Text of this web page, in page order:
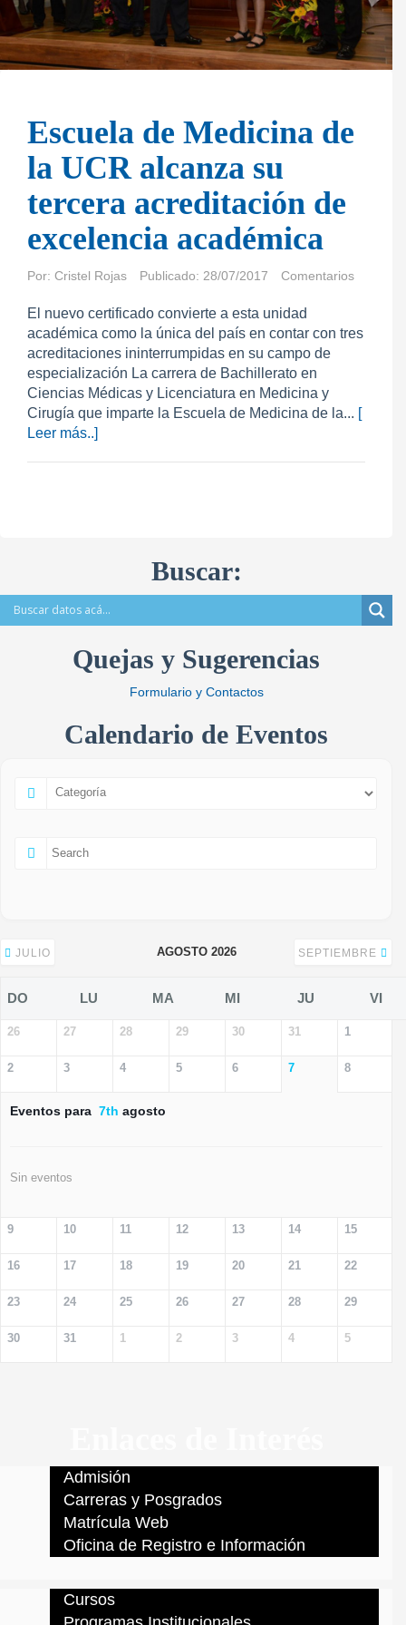
Escuela de Medicina de
la UCR alcanza su
tercera acreditación de
excelencia académica
Por: Cristel Rojas Publicado: 28/07/2017 Comentarios
El nuevo certificado convierte a esta unidad
académica como la única del país en contar con tres
acreditaciones ininterrumpidas en su campo de
especialización La carrera de Bachillerato en
Ciencias Médicas y Licenciatura en Medicina y
Cirugía que imparte la Escuela de Medicina de la... [
Leer más..]
Buscar:
Quejas y Sugerencias
Formulario y Contactos
Calendario de Eventos
JULIO AGOSTO 2026 SEPTIEMBRE
DO LU MA MI JU VI
26 27 28 29 30 31 1
2 3 4 5 6 7 8
Eventos para 7th agosto
Sin eventos
9 10 11 12 13 14 15
16 17 18 19 20 21 22
23 24 25 26 27 28 29
30 31 1 2 3 4 5
Admisión
Carreras y Posgrados
Matrícula Web
Oficina de Registro e Información
Cursos